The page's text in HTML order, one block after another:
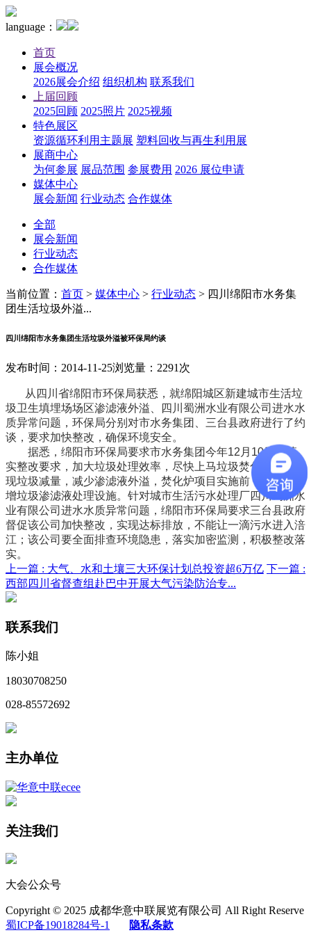
language：
首页
展会概况
2026展会介绍 组织机构 联系我们
上届回顾
2025回顾 2025照片 2025视频
特色展区
资源循环利用主题展 塑料回收与再生利用展
展商中心
为何参展 展品范围 参展费用 2026 展位申请
媒体中心
展会新闻 行业动态 合作媒体
全部
展会新闻
行业动态
合作媒体
当前位置： 首页 > 媒体中心 > 行业动态 > 四川绵阳市水务集
团生活垃圾外溢...
四川绵阳市水务集团生活垃圾外溢被环保局约谈
发布时间：2014-11-25浏览量：2291次
从四川省绵阳市环保局获悉，就绵阳城区新建城市生活垃
圾卫生填埋场场区渗滤液外溢、四川蜀洲水业有限公司进水水
质异常问题，环保局分别对市水务集团、三台县政府进行了约
谈，要求加快整改，确保环境安全。
据悉，绵阳市环保局要求市水务集团今年12月10日前落
实整改要求，加大垃圾处理效率，尽快上马垃圾焚化炉项目实
现垃圾减量，减少渗滤液外溢，焚化炉项目实施前，要考虑新
增垃圾渗滤液处理设施。针对城市生活污水处理厂四川蜀洲水
业有限公司进水水质异常问题，绵阳市环保局要求三台县政府
督促该公司加快整改，实现达标排放，不能让一滴污水进入涪
江；该公司要全面排查环境隐患，落实加密监测，积极整改落
实。
上一篇 : 大气、水和土壤三大环保计划总投资超6万亿 下一篇 :
西部四川省督查组赴巴中开展大气污染防治专...
联系我们
陈小姐
18030708250
028-85572692
主办单位
关注我们
大会公众号
Copyright © 2025 成都华意中联展览有限公司 All Right Reserve
蜀ICP备19018284号-1
隐私条款